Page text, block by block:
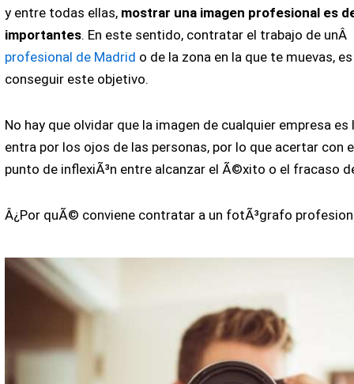
y entre todas ellas, mostrar una imagen profesional es
importantes. En este sentido, contratar el trabajo de unÂ
profesional de Madrid o de la zona en la que te muevas,
conseguir este objetivo.
No hay que olvidar que la imagen de cualquier empresa
entra por los ojos de las personas, por lo que acertar con
punto de inflexiÃ³n entre alcanzar el Ã©xito o el fracaso
Â¿Por quÃ© conviene contratar a un fotÃ³grafo